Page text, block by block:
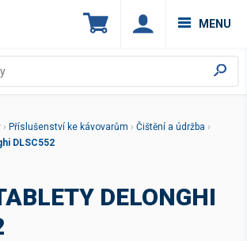
MENU
› Příslušenství ke kávovarům › Čištění a údržba ›
DLSC552
DELONGHI